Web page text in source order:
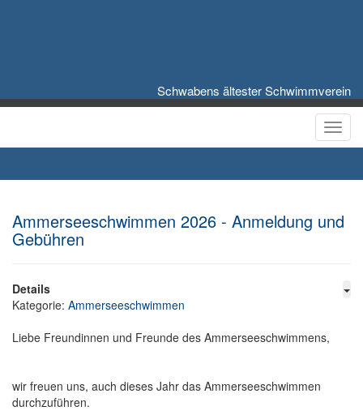
Schwabens ältester Schwimmverein
Ammerseeschwimmen 2026 - Anmeldung und
Gebühren
Details
Kategorie: Ammerseeschwimmen
Liebe Freundinnen und Freunde des Ammerseeschwimmens,
wir freuen uns, auch dieses Jahr das Ammerseeschwimmen
durchzuführen.